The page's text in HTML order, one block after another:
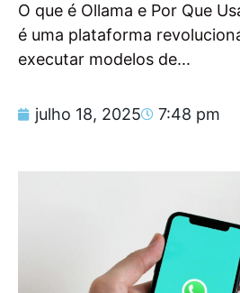
O que é Ollama e Por Que
é uma plataforma
executar modelos de...
julho 18, 2025 7:48 pm